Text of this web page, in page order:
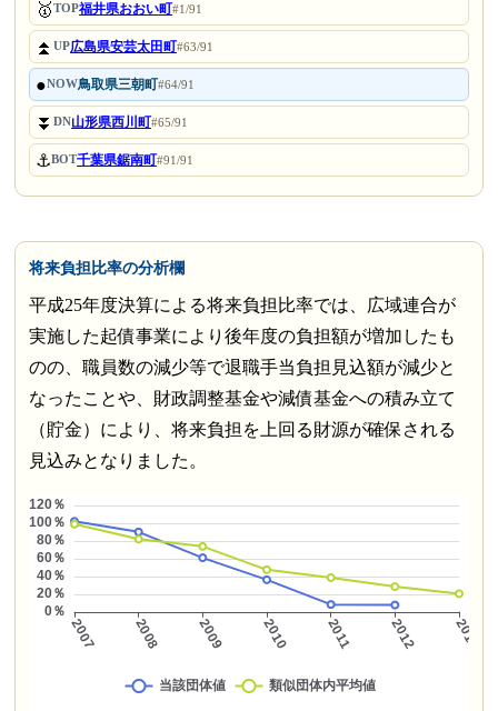
🥇TOP福井県おおい町#1/91
⏫UP広島県安芸太田町#63/91
●NOW鳥取県三朝町#64/91
⏬DN山形県西川町#65/91
⚓BOT千葉県鋸南町#91/91
将来負担比率の分析欄
平成25年度決算による将来負担比率では、広域連合が
実施した起債事業により後年度の負担額が増加したも
のの、職員数の減少等で退職手当負担見込額が減少と
なったことや、財政調整基金や減債基金への積み立て
（貯金）により、将来負担を上回る財源が確保される
見込みとなりました。